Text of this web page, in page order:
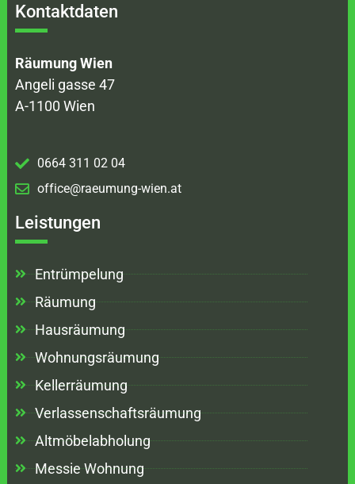
Kontaktdaten
Räumung Wien
Angeli gasse 47
A-1100 Wien
0664 311 02 04
office@raeumung-wien.at
Leistungen
Entrümpelung
Räumung
Hausräumung
Wohnungsräumung
Kellerräumung
Verlassenschaftsräumung
Altmöbelabholung
Messie Wohnung